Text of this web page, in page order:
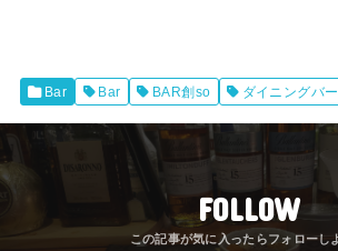
Bar Bar BAR創so ダイニングバー
FOLLOW